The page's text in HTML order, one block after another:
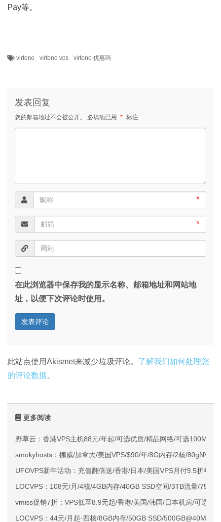
Pay等。
virtono virtono vps virtono 优惠码
发表回复
您的邮箱地址不会被公开。 必填项已用 * 标注
*
*
在此浏览器中保存我的显示名称、邮箱地址和网站地
址，以便下次评论时使用。
此站点使用Akismet来减少垃圾评论。 了解我们如何处理您
的评论数据。
更多阅读
野草云：香港VPS主机88元/年起/可选优质/精品网络/可选100M不
smokyhosts：挪威/加拿大/美国VPS/$90/年/8G内存/2核/
UFOVPS新年活动：充值翻倍送/香港/日本/美国VPS月付9.5折年
LOCVPS：108元/月/4核/4GB内存/40GB SSD空间/3TB流量/
vmiss促销7折：VPS低至8.9元起/香港/美国/韩国/日本机房/可选
LOCVPS：44元/月起-四核/8GB内存/50GB SSD/